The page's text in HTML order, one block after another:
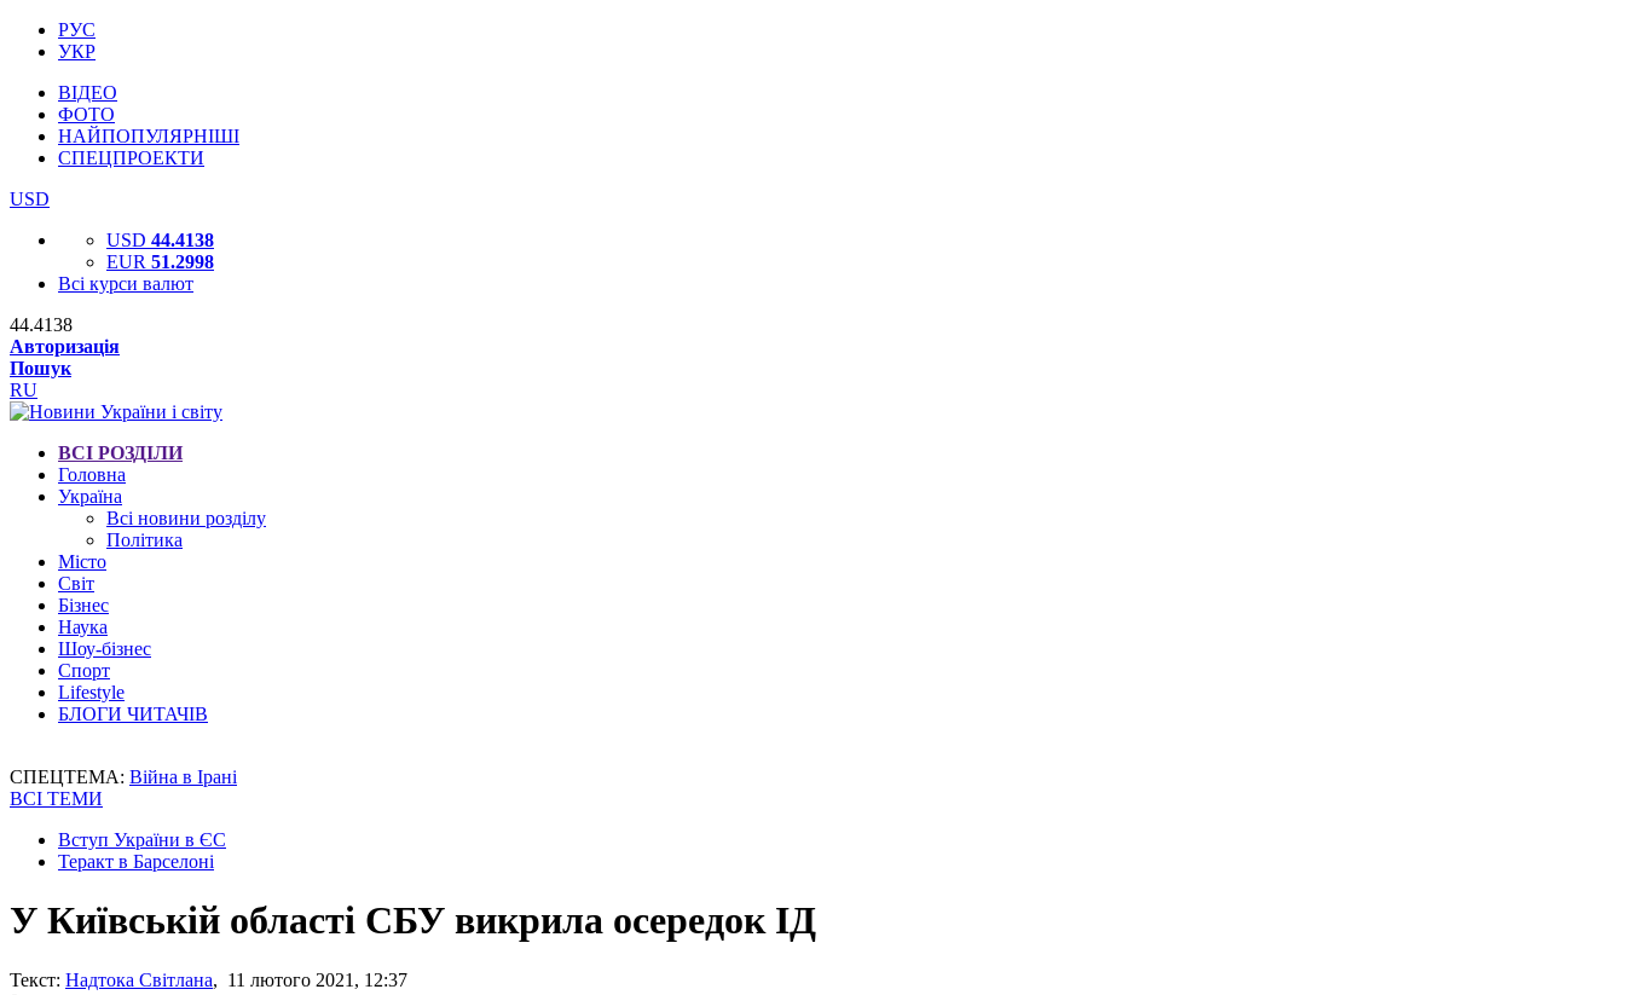
РУС
УКР
ВІДЕО
ФОТО
НАЙПОПУЛЯРНІШІ
СПЕЦПРОЕКТИ
USD
USD 44.4138
EUR 51.2998
Всі курси валют
44.4138
Авторизація
Пошук
RU
ВСІ РОЗДІЛИ
Головна
Україна
Всі новини розділу
Політика
Місто
Світ
Бізнес
Наука
Шоу-бізнес
Спорт
Lifestyle
БЛОГИ ЧИТАЧІВ
СПЕЦТЕМА: Війна в Ірані
ВСІ ТЕМИ
Вступ України в ЄС
Теракт в Барселоні
У Київській області СБУ викрила осередок ІД
Текст: Надтока Світлана, 11 лютого 2021, 12:37